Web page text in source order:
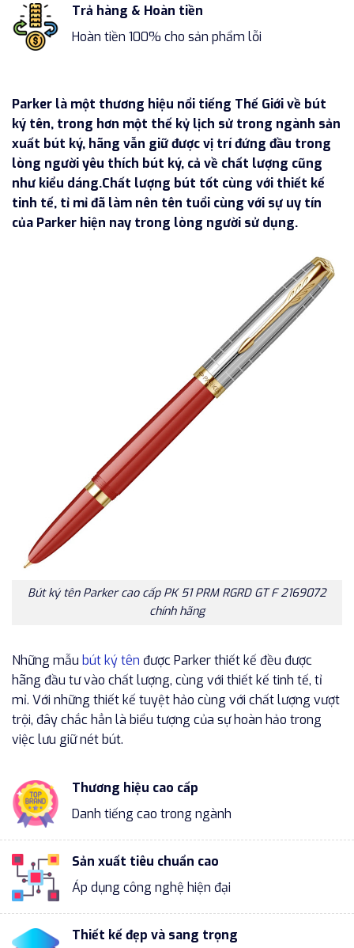
Trả hàng & Hoàn tiền
Hoàn tiền 100% cho sản phẩm lỗi
Parker là một thương hiệu nổi tiếng Thế Giới về bút
ký tên, trong hơn một thế kỷ lịch sử trong ngành sản
xuất bút ký, hãng vẫn giữ được vị trí đứng đầu trong
lòng người yêu thích bút ký, cả về chất lượng cũng
như kiểu dáng.Chất lượng bút tốt cùng với thiết kế
tinh tế, tỉ mỉ đã làm nên tên tuổi cùng với sự uy tín
của Parker hiện nay trong lòng người sử dụng.
Bút ký tên Parker cao cấp PK 51 PRM RGRD GT F 2169072
chính hãng
Những mẫu bút ký tên được Parker thiết kế đều được
hãng đầu tư vào chất lượng, cùng với thiết kế tinh tế, tỉ
mỉ. Với những thiết kế tuyệt hảo cùng với chất lượng vượt
trội, đây chắc hẳn là biểu tượng của sự hoàn hảo trong
việc lưu giữ nét bút.
Thương hiệu cao cấp
Danh tiếng cao trong ngành
Sản xuất tiêu chuẩn cao
Áp dụng công nghệ hiện đại
Thiết kế đẹp và sang trọng